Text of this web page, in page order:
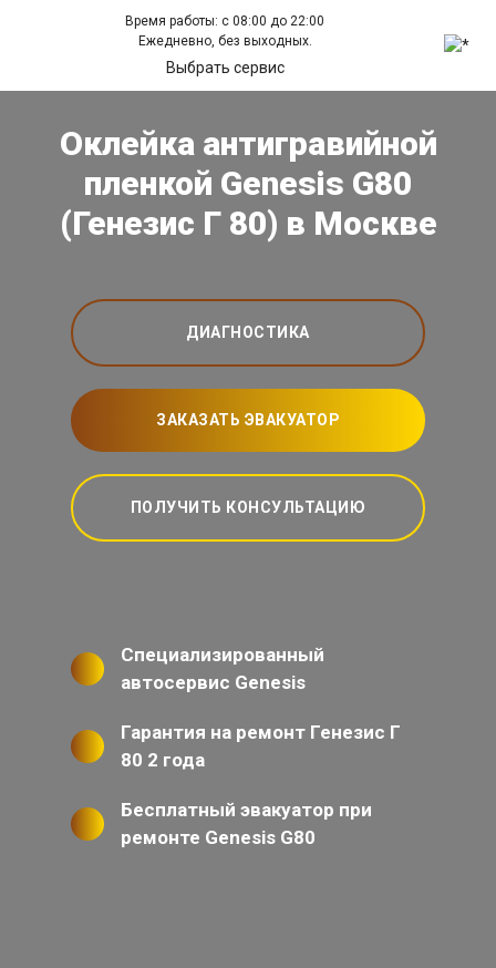
Время работы: с 08:00 до 22:00
Ежедневно, без выходных.
Выбрать сервис
Оклейка антигравийной
пленкой Genesis G80
(Генезис Г 80) в Москве
ДИАГНОСТИКА
ЗАКАЗАТЬ ЭВАКУАТОР
ПОЛУЧИТЬ КОНСУЛЬТАЦИЮ
Специализированный
автосервис Genesis
Гарантия на ремонт Генезис Г
80 2 года
Бесплатный эвакуатор при
ремонте Genesis G80